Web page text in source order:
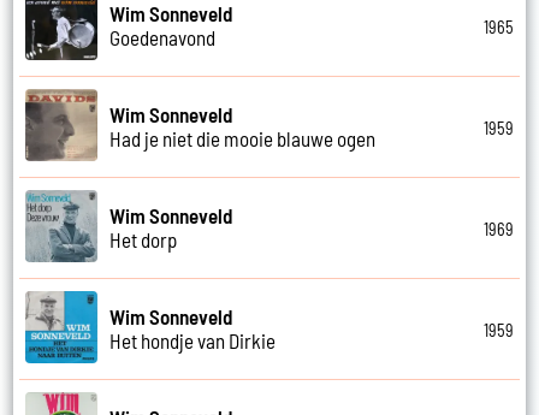
Wim Sonneveld
Goedenavond
1965
Wim Sonneveld
Had je niet die mooie blauwe ogen
1959
Wim Sonneveld
Het dorp
1969
Wim Sonneveld
Het hondje van Dirkie
1959